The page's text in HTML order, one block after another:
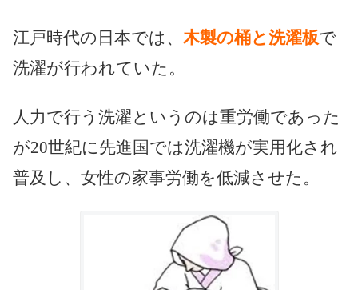
江戸時代の日本では、 木製の桶と洗濯板で
洗濯が行われていた。
人力で行う洗濯というのは重労働であった
が20世紀に先進国では洗濯機が実用化され
普及し、女性の家事労働を低減させた。